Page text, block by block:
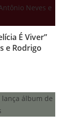
É Viver”
e Rodrigo